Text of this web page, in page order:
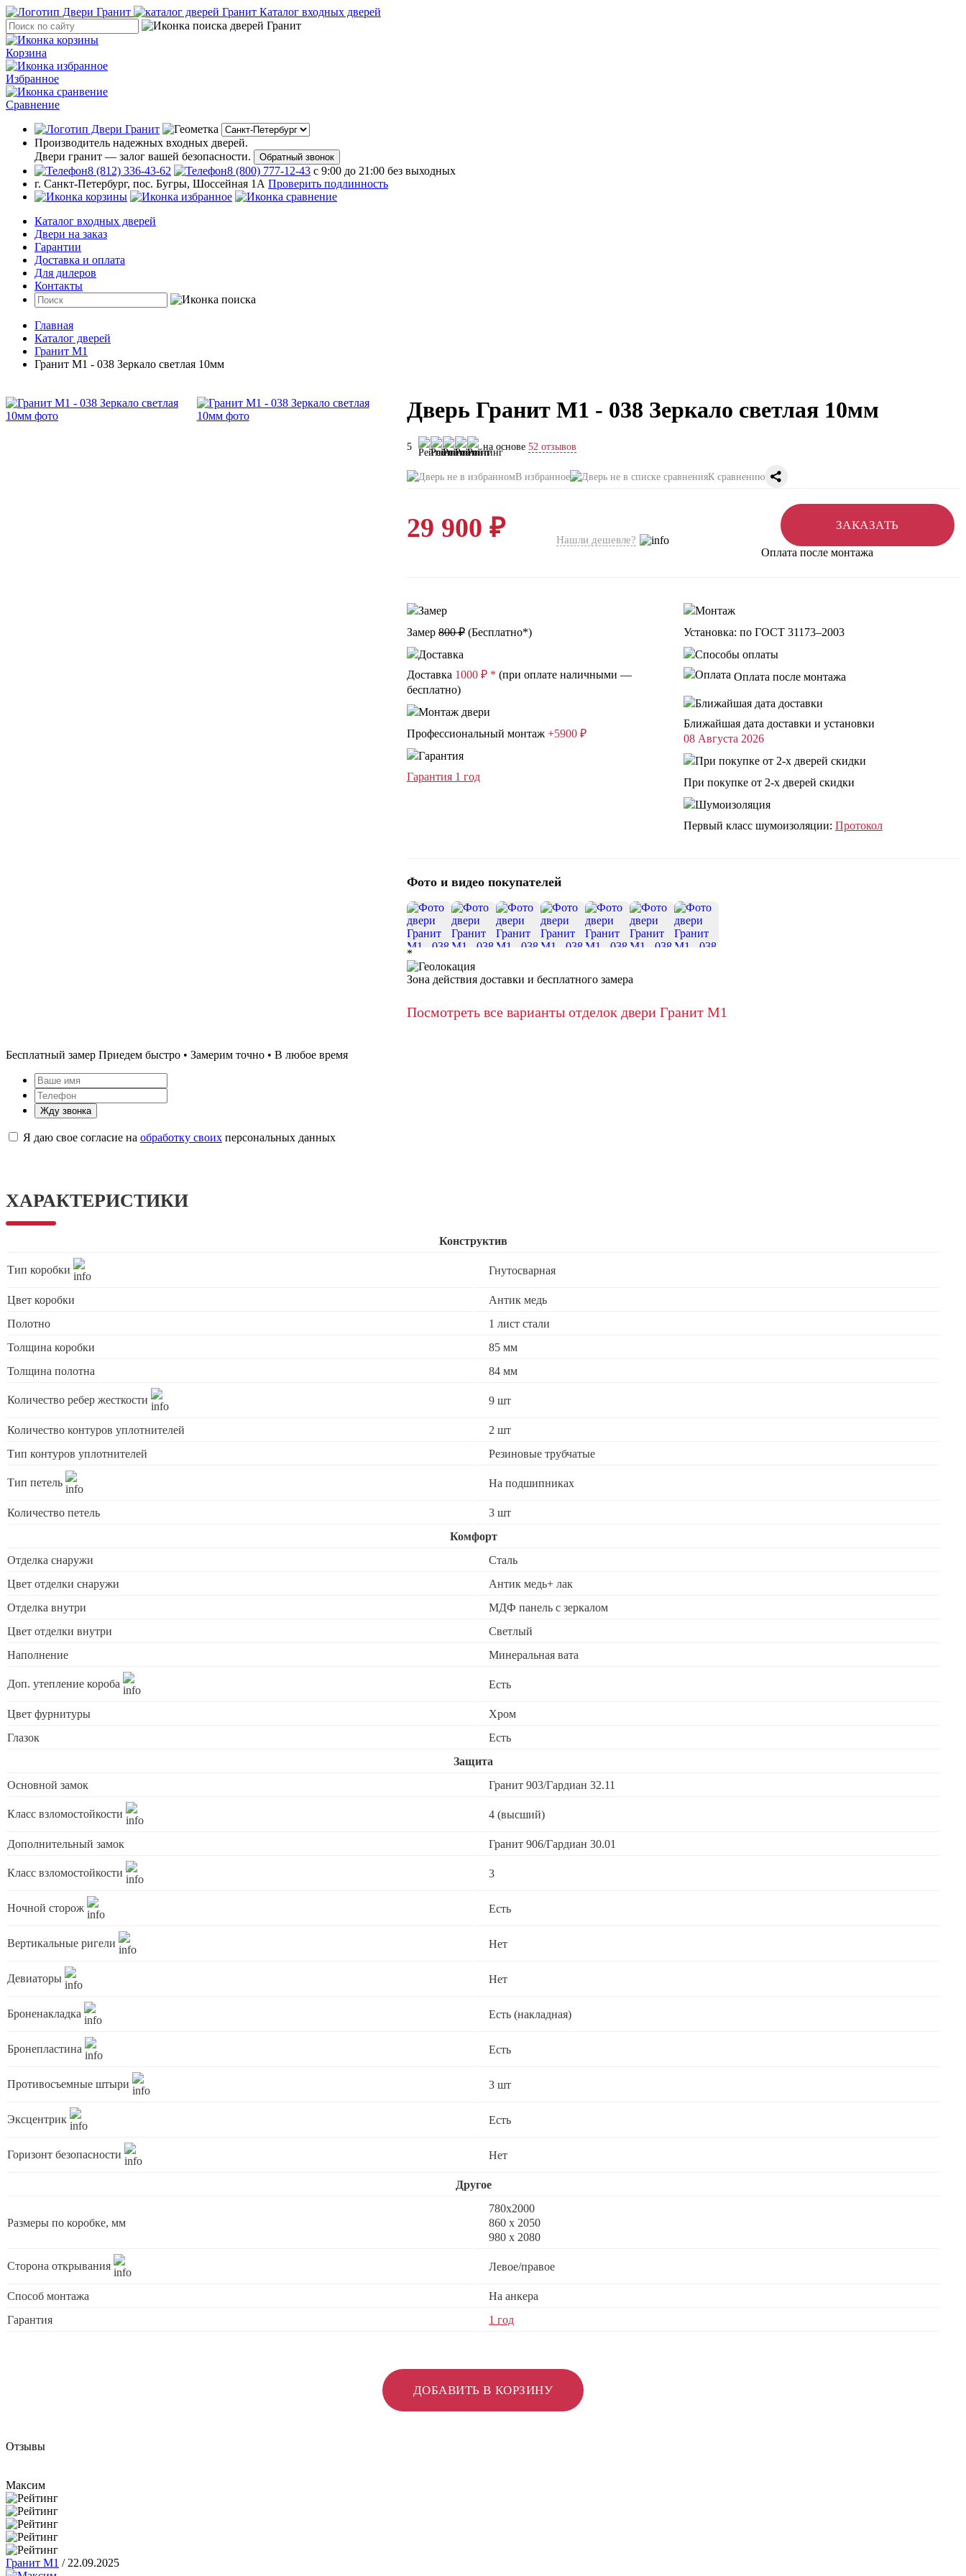
Каталог входных дверей
Корзина
Избранное
Сравнение
Производитель надежных входных дверей.
Двери гранит — залог вашей безопасности.
Обратный звонок
8 (812) 336-43-62 8 (800) 777-12-43 с 9:00 до 21:00 без выходных
г. Санкт-Петербург, пос. Бугры, Шоссейная 1А Проверить подлинность
Каталог входных дверей
Двери на заказ
Гарантии
Доставка и оплата
Для дилеров
Контакты
Главная
Каталог дверей
Гранит М1
Гранит М1 - 038 Зеркало светлая 10мм
Дверь Гранит М1 - 038 Зеркало светлая 10мм
5 на основе 52 отзывов
В избранное К сравнению
29 900 ₽ Нашли дешевле?
ЗАКАЗАТЬ
Оплата после монтажа
Замер800 ₽(Бесплатно*)
Доставка 1000 ₽ * (при оплате наличными —
бесплатно)
Профессиональный монтаж +5900 ₽
Гарантия 1 год
Установка: по ГОСТ 31173–2003
Оплата после монтажа
Ближайшая дата доставки и установки
08 Августа 2026
При покупке от 2-х дверей скидки
Первый класс шумоизоляции: Протокол
Фото и видео покупателей
*
Зона действия доставки и бесплатного замера
Посмотреть все варианты отделок двери Гранит М1
Бесплатный замер Приедем быстро • Замерим точно • В любое время
Жду звонка
Я даю свое согласие на обработку своих персональных данных
ХАРАКТЕРИСТИКИ
Конструктив
Тип коробки Гнутосварная
Цвет коробки
Антик медь
Полотно
1 лист стали
Толщина коробки
85 мм
Толщина полотна
84 мм
Количество ребер жесткости 9 шт
Количество контуров уплотнителей
2 шт
Тип контуров уплотнителей
Резиновые трубчатые
Тип петель На подшипниках
Количество петель
3 шт
Комфорт
Отделка снаружи
Сталь
Цвет отделки снаружи
Антик медь+ лак
Отделка внутри
МДФ панель с зеркалом
Цвет отделки внутри
Светлый
Наполнение
Минеральная вата
Доп. утепление короба Есть
Цвет фурнитуры
Хром
Глазок
Есть
Защита
Основной замок
Гранит 903/Гардиан 32.11
Класс взломостойкости 4 (высший)
Дополнительный замок Гранит 906/Гардиан 30.01
Класс взломостойкости 3
Ночной сторож Есть
Вертикальные ригели Нет
Девиаторы Нет
Броненакладка Есть (накладная)
Бронепластина Есть
Противосъемные штыри 3 шт
Эксцентрик Есть
Горизонт безопасности Нет
Другое
Размеры по коробке, мм
780x2000
860 х 2050
980 x 2080
Сторона открывания Левое/правое
Способ монтажа
На анкера
Гарантия
1 год
ДОБАВИТЬ В КОРЗИНУ
Отзывы
Максим
Гранит М1 /22.09.2025